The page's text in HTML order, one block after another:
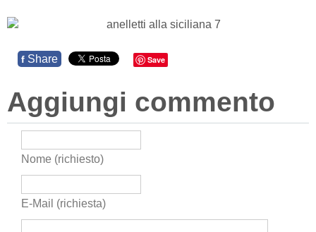
f Share Save
Aggiungi commento
Nome (richiesto)
E-Mail (richiesta)